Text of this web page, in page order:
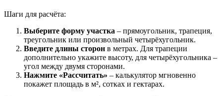
Шаги для расчёта:
Выберите форму участка – прямоугольник, трапеция,
треугольник или произвольный четырёхугольник.
Введите длины сторон в метрах. Для трапеции
дополнительно укажите высоту, для четырёхугольника –
угол между двумя сторонами.
Нажмите «Рассчитать» – калькулятор мгновенно
покажет площадь в м², сотках и гектарах.